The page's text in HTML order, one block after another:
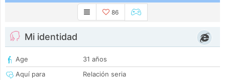
86
Mi identidad
Age
31 años
Aquí para
Relación seria